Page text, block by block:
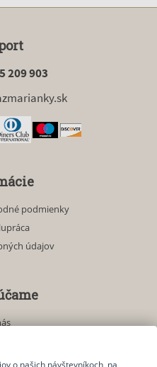
209 903
podmienky
údajov
o našich návštevníkoch, na